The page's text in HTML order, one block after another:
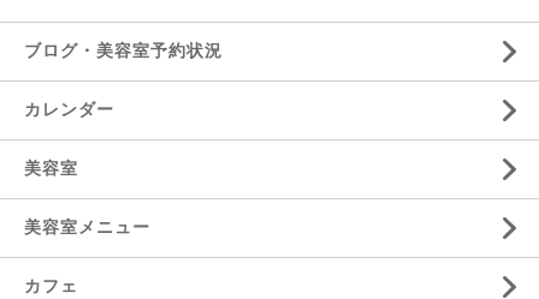
ブログ・美容室予約状況
カレンダー
美容室
美容室メニュー
カフェ